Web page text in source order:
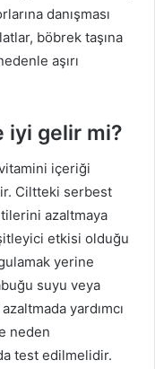
danışması
böbrek taşına
aşırı
iyi gelir mi?
içeriği
Ciltteki serbest
azaltmaya
etkisi olduğu
yerine
suyu veya
yardımcı
neden
test edilmelidir.